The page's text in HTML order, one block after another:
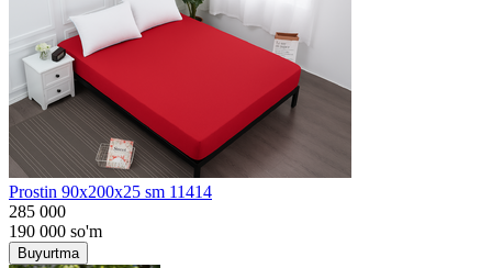
Prostin 90x200x25 sm 11414
285 000
190 000 so'm
Buyurtma